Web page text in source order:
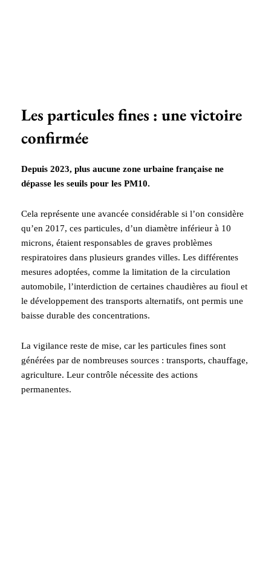
Les particules fines : une victoire
confirmée
Depuis 2023, plus aucune zone urbaine française ne
dépasse les seuils pour les PM10.
Cela représente une avancée considérable si l’on considère
qu’en 2017, ces particules, d’un diamètre inférieur à 10
microns, étaient responsables de graves problèmes
respiratoires dans plusieurs grandes villes. Les différentes
mesures adoptées, comme la limitation de la circulation
automobile, l’interdiction de certaines chaudières au fioul et
le développement des transports alternatifs, ont permis une
baisse durable des concentrations.
La vigilance reste de mise, car les particules fines sont
générées par de nombreuses sources : transports, chauffage,
agriculture. Leur contrôle nécessite des actions
permanentes.